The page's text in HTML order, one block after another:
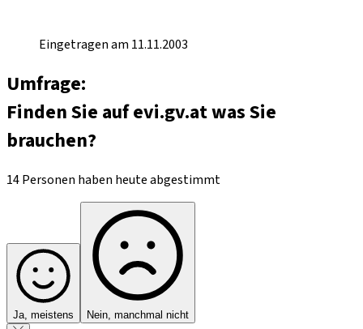
Eingetragen am 11.11.2003
Umfrage:
Finden Sie auf evi.gv.at was Sie
brauchen?
14 Personen haben heute abgestimmt
Ja, meistens Nein, manchmal nicht